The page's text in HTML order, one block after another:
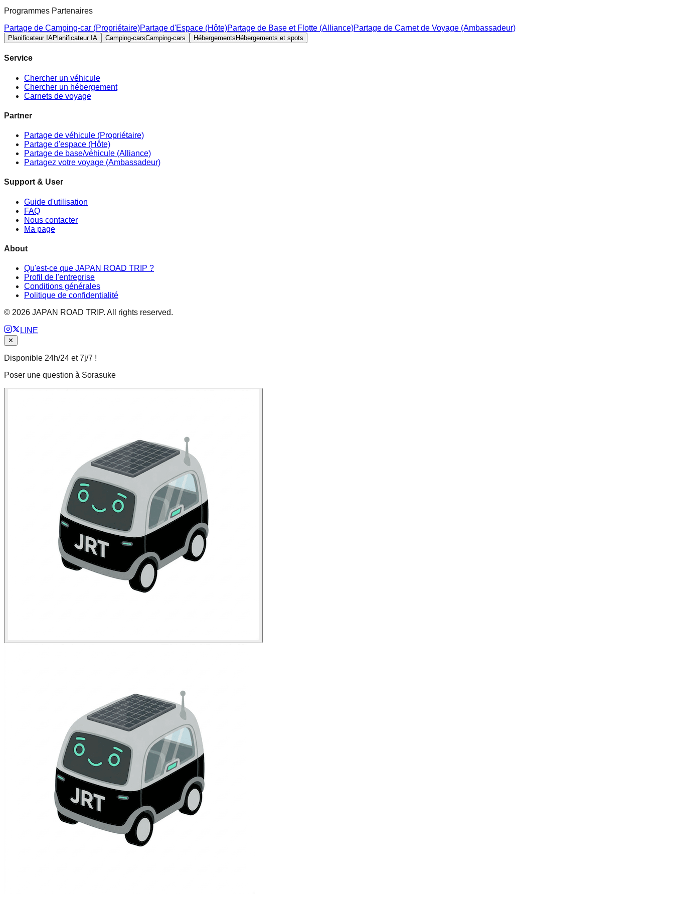
Programmes Partenaires
Partage de Camping-car (Propriétaire)Partage d'Espace (Hôte)Partage de Base et Flotte (Alliance)Partage de Carnet de Voyage (Ambassadeur)
Planificateur IAPlanificateur IA Camping-carsCamping-cars Hébergements Hébergements et spots
Service
Chercher un véhicule
Chercher un hébergement
Carnets de voyage
Partner
Partage de véhicule (Propriétaire)
Partage d'espace (Hôte)
Partage de base/véhicule (Alliance)
Partagez votre voyage (Ambassadeur)
Support & User
Guide d'utilisation
FAQ
Nous contacter
Ma page
About
Qu'est-ce que JAPAN ROAD TRIP ?
Profil de l'entreprise
Conditions générales
Politique de confidentialité
© 2026 JAPAN ROAD TRIP. All rights reserved.
LINE
✕
Disponible 24h/24 et 7j/7 !
Poser une question à Sorasuke